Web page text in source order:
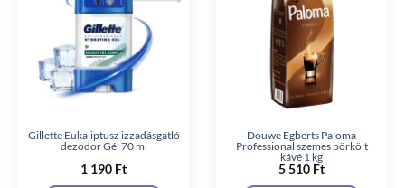
Gillette Eukaliptusz izzadásgátló
dezodor Gél 70 ml
1 190 Ft
Douwe Egberts Paloma
Professional szemes pörkölt
kávé 1 kg
5 510 Ft